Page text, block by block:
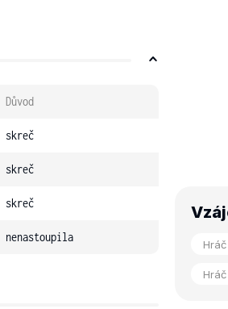
Důvod
skreč
skreč
skreč
nenastoupila